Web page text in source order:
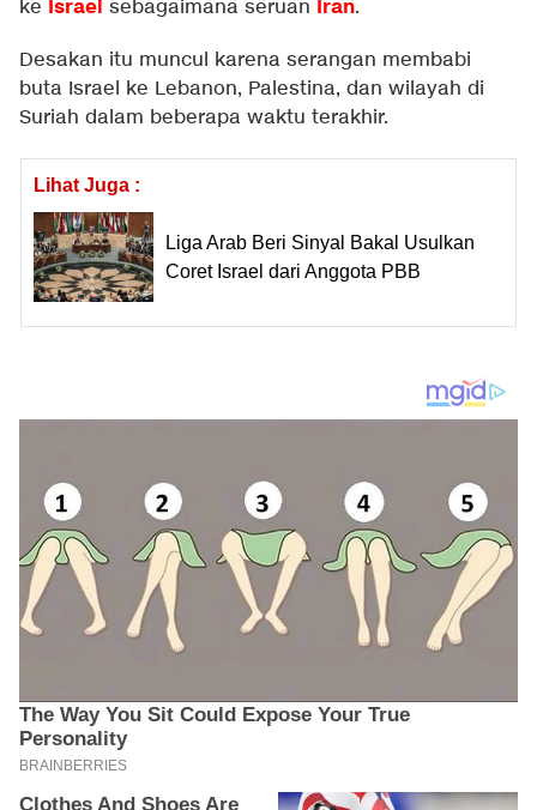
ke Israel sebagaimana seruan Iran.
Desakan itu muncul karena serangan membabi
buta Israel ke Lebanon, Palestina, dan wilayah di
Suriah dalam beberapa waktu terakhir.
Lihat Juga :
Liga Arab Beri Sinyal Bakal Usulkan
Coret Israel dari Anggota PBB